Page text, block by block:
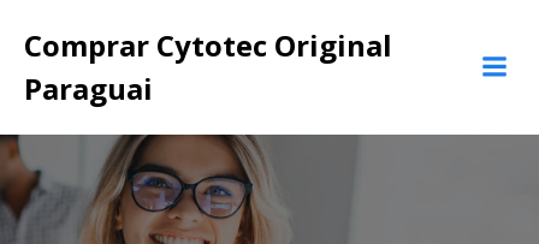
para
Comprar Cytotec Original
Paraguai